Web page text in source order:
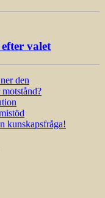
valet
den
kunskapsfråga!